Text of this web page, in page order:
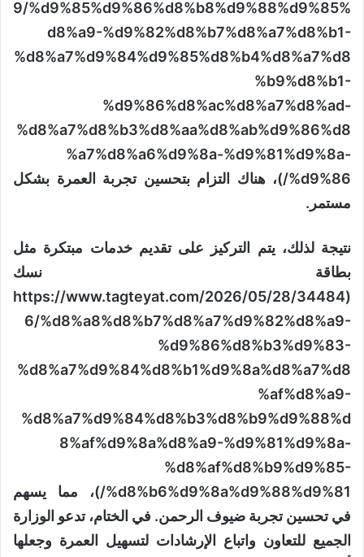
9/%d9%85%d9%86%d8%b8%d9%88%d9%85%
d8%a9-%d9%82%d8%b7%d8%a7%d8%b1-
%d8%a7%d9%84%d9%85%d8%b4%d8%a7%d8
%b9%d8%b1-
%d9%86%d8%ac%d8%a7%d8%ad-
%d8%a7%d8%b3%d8%aa%d8%ab%d9%86%d8
%a7%d8%a6%d9%8a-%d9%81%d9%8a-
%d9%86/)، هناك التزام بتحسين تجربة العمرة بشكل
مستمر.
نتيجة لذلك، يتم التركيز على تقديم خدمات مبتكرة مثل
بطاقة نسك
(https://www.tagteyat.com/2026/05/28/34484
6/%d8%a8%d8%b7%d8%a7%d9%82%d8%a9-
%d9%86%d8%b3%d9%83-
%d8%a7%d9%84%d8%b1%d9%8a%d8%a7%d8
%af%d8%a9-
%d8%a7%d9%84%d8%b3%d8%b9%d9%88%d
8%af%d9%8a%d8%a9-%d9%81%d9%8a-
%d8%af%d8%b9%d9%85-
%d8%b6%d9%8a%d9%88%d9%81/)، مما يسهم
في تحسين تجربة ضيوف الرحمن. في الختام، تدعو الوزارة
الجميع للتعاون واتباع الإرشادات لتسهيل العمرة وجعلها